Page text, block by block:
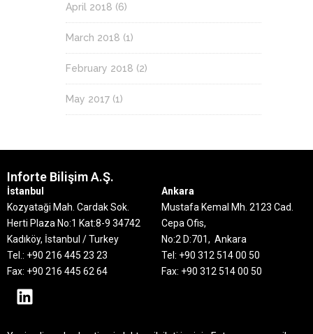
April 2018 (6)
March 2018 (1)
February 2018 (2)
May 2017 (1)
Inforte Bilişim A.Ş.
İstanbul
Kozyataği Mah. Cardak Sok.
Herti Plaza No:1 Kat:8-9 34742
Kadıköy, İstanbul / Turkey
Tel.: +90 216 445 23 23
Fax: +90 216 445 62 64
Ankara
Mustafa Kemal Mh. 2123 Cad.
Cepa Ofis,
No:2 D:701, Ankara
Tel: +90 312 514 00 50
Fax: +90 312 514 00 50